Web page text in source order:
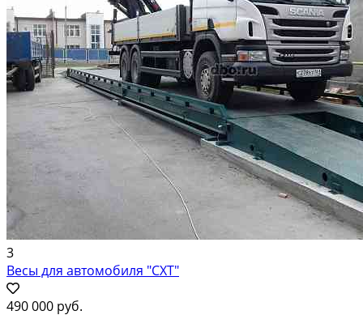
3
Весы для автомобиля "СХТ"
490 000 руб.